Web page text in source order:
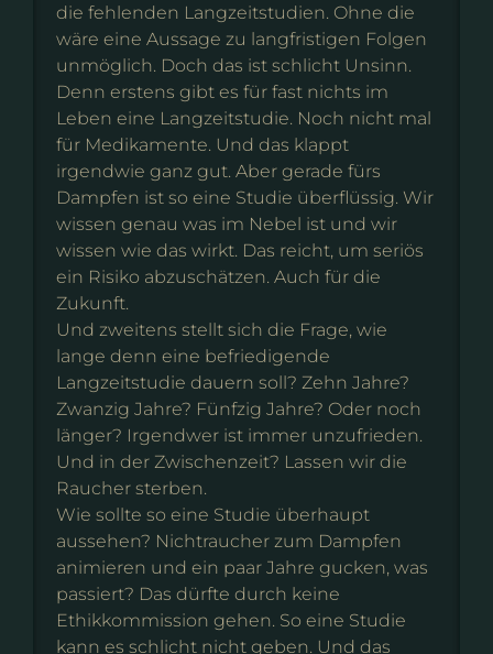
die fehlenden Langzeitstudien. Ohne die
wäre eine Aussage zu langfristigen Folgen
unmöglich. Doch das ist schlicht Unsinn.
Denn erstens gibt es für fast nichts im
Leben eine Langzeitstudie. Noch nicht mal
für Medikamente. Und das klappt
irgendwie ganz gut. Aber gerade fürs
Dampfen ist so eine Studie überflüssig. Wir
wissen genau was im Nebel ist und wir
wissen wie das wirkt. Das reicht, um seriös
ein Risiko abzuschätzen. Auch für die
Zukunft.
Und zweitens stellt sich die Frage, wie
lange denn eine befriedigende
Langzeitstudie dauern soll? Zehn Jahre?
Zwanzig Jahre? Fünfzig Jahre? Oder noch
länger? Irgendwer ist immer unzufrieden.
Und in der Zwischenzeit? Lassen wir die
Raucher sterben.
Wie sollte so eine Studie überhaupt
aussehen? Nichtraucher zum Dampfen
animieren und ein paar Jahre gucken, was
passiert? Das dürfte durch keine
Ethikkommission gehen. So eine Studie
kann es schlicht nicht geben. Und das